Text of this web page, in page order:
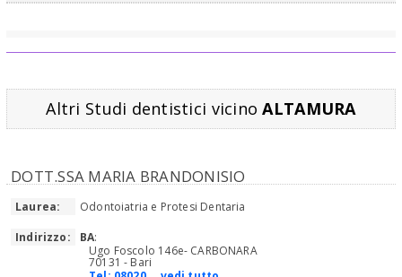
Altri Studi dentistici vicinoALTAMURA
DOTT.SSA MARIA BRANDONISIO
Laurea:
Odontoiatria e Protesi Dentaria
Indirizzo:
BA:
Ugo Foscolo 146e- CARBONARA
70131 - Bari